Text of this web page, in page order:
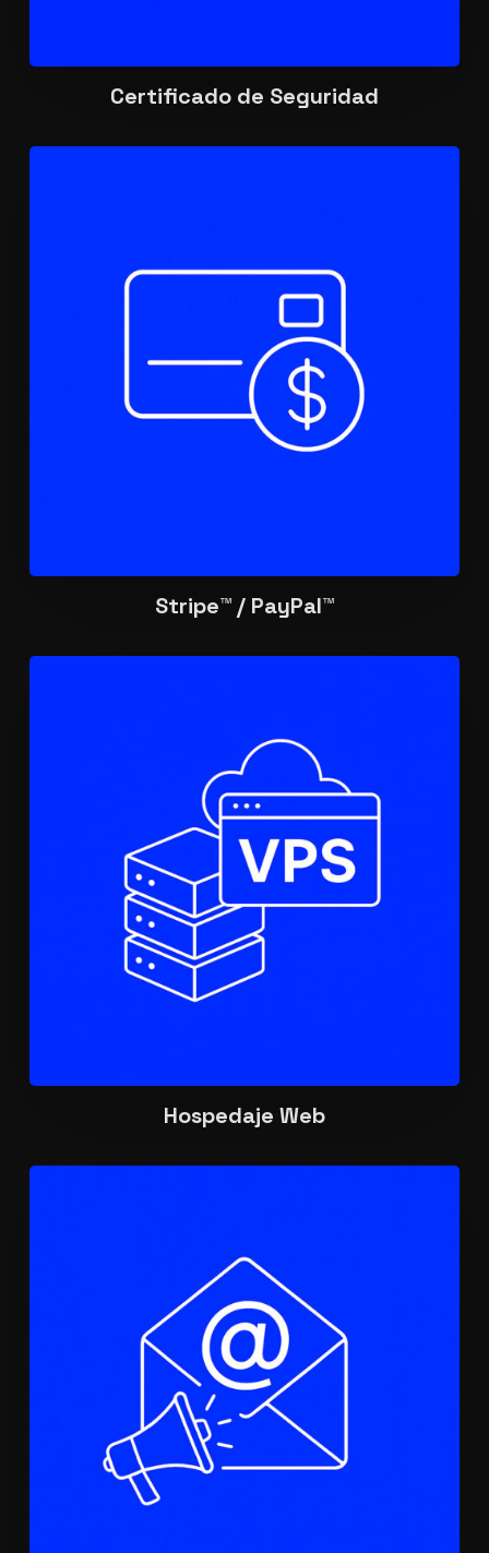
Certificado de Seguridad
Stripe™ / PayPal™
Hospedaje Web